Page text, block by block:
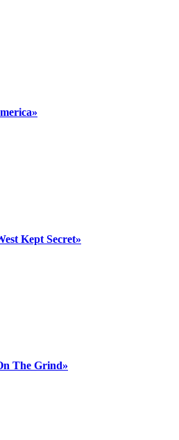
Kept Secret»
The Grind»